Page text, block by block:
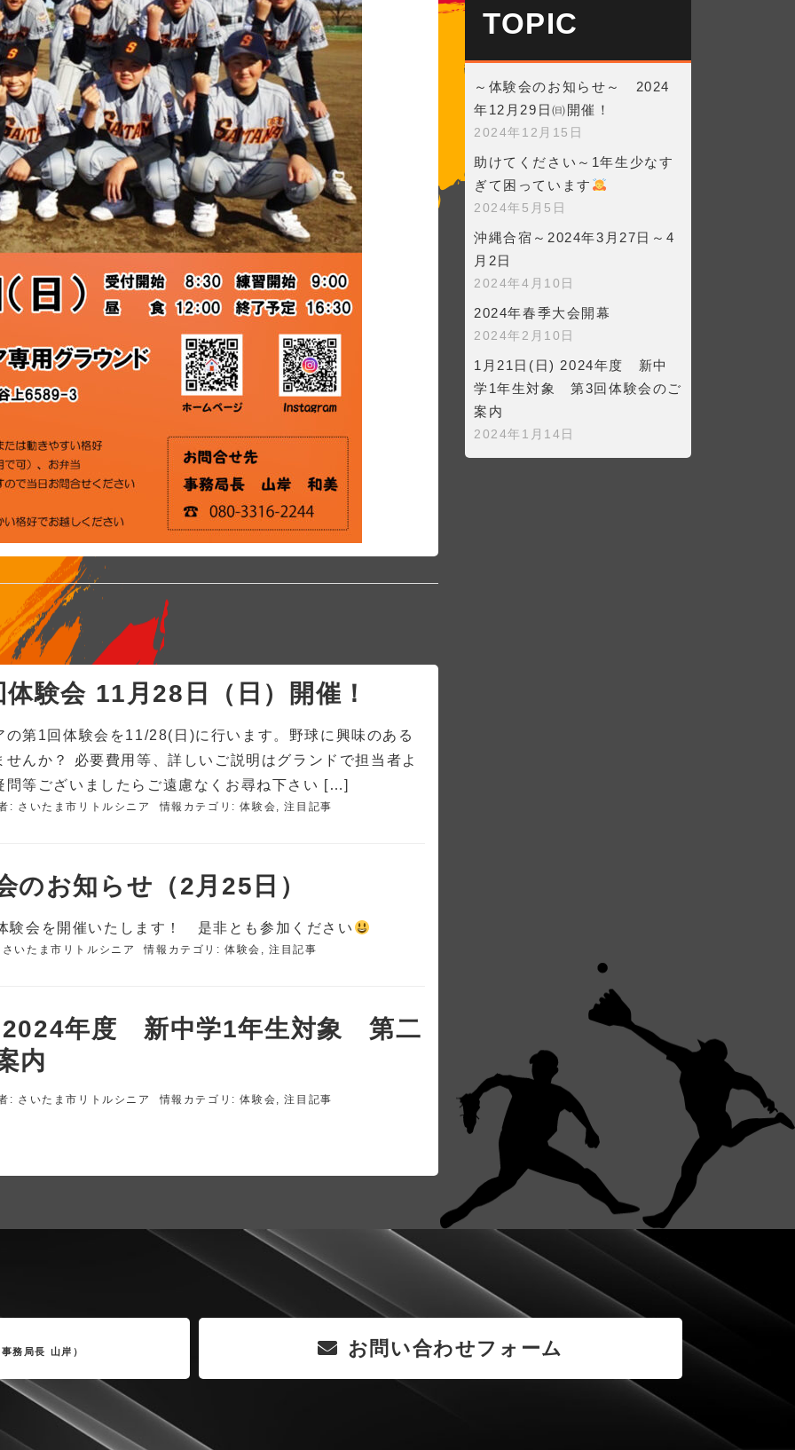
験会 11月28日（日）開催！
の第1回体験会を11/28(日)に行います。野球に興味のある
んか？ 必要費用等、詳しいご説明はグランドで担当者よ
問等ございましたらご遠慮なくお尋ね下さい […]
: さいたま市リトルシニア 情報カテゴリ:体験会,注目記事
のお知らせ（2月25日）
験会を開催いたします！ 是非とも参加ください
さいたま市リトルシニア 情報カテゴリ:体験会 ,注目記事
年度 新中学1年生対象 第二
内
: さいたま市リトルシニア 情報カテゴリ:体験会,注目記事
TOPIC
～体験会のお知らせ～ 2024
年12月29日㈰開催！
2024年12月15日
助けてください～1年生少なす
ぎて困っています
2024年5月5日
沖縄合宿～2024年3月27日～4
月2日
2024年4月10日
2024年春季大会開幕
2024年2月10日
1月21日(日) 2024年度 新中
学1年生対象 第3回体験会のご
案内
2024年1月14日
務局長 山岸） お問い合わせフォーム